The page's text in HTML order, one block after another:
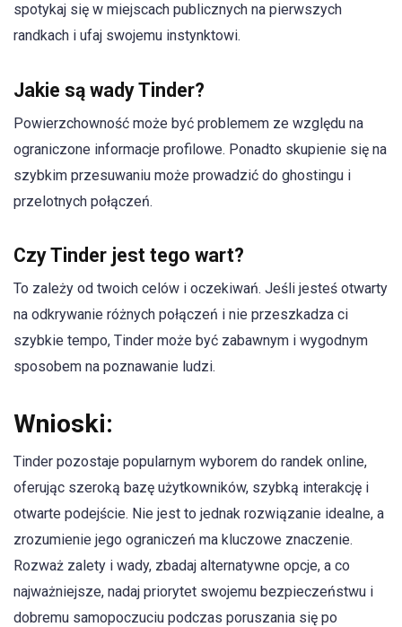
spotykaj się w miejscach publicznych na pierwszych
randkach i ufaj swojemu instynktowi.
Jakie są wady Tinder?
Powierzchowność może być problemem ze względu na
ograniczone informacje profilowe. Ponadto skupienie się na
szybkim przesuwaniu może prowadzić do ghostingu i
przelotnych połączeń.
Czy Tinder jest tego wart?
To zależy od twoich celów i oczekiwań. Jeśli jesteś otwarty
na odkrywanie różnych połączeń i nie przeszkadza ci
szybkie tempo, Tinder może być zabawnym i wygodnym
sposobem na poznawanie ludzi.
Wnioski:
Tinder pozostaje popularnym wyborem do randek online,
oferując szeroką bazę użytkowników, szybką interakcję i
otwarte podejście. Nie jest to jednak rozwiązanie idealne, a
zrozumienie jego ograniczeń ma kluczowe znaczenie.
Rozważ zalety i wady, zbadaj alternatywne opcje, a co
najważniejsze, nadaj priorytet swojemu bezpieczeństwu i
dobremu samopoczuciu podczas poruszania się po